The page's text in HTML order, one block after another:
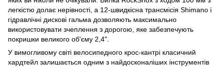
легкістю долає нерівності, а 12-швидкісна трансмісія Shimano і
гідравлічні дискові гальма дозволяють максимально
використовувати зчеплення з дорогою, яке забезпечують
покришки великого об'єму 2,4".
У вимогливому світі велосипедного крос-кантрі класичний
хардтейл залишається одним з найдосконаліших інструментів